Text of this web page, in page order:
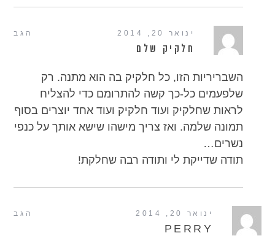
הגב ינואר 20, 2014
חלקיק שלם
השבריריות הזו, כל חלקיק בה הוא מתנה. רק
שלפעמים כל-כך קשה להתרומם כדי להצליח
לראות שחלקיק ועוד חלקיק ועוד אחד יוצרים בסוף
תמונה שלמה. ואז צריך מישהו שישא אותך על כנפי
נשרים…
תודה שדייקת לי ותודה רבה שחלקת!
הגב ינואר 20, 2014
PERRY